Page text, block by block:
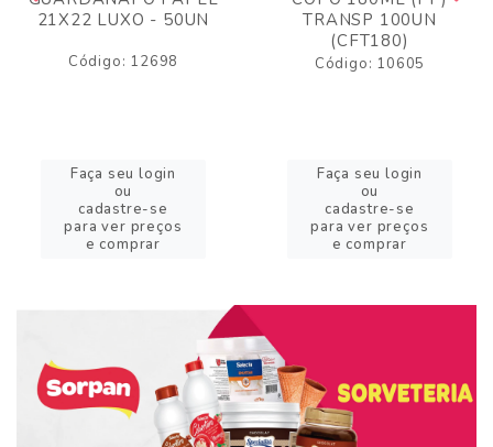
21X22 LUXO - 50UN
Código: 12698
Faça seu login
ou
cadastre-se
para ver preços
e comprar
TRANSP 100UN
(CFT180)
Código: 10605
Faça seu login
ou
cadastre-se
para ver preços
e comprar